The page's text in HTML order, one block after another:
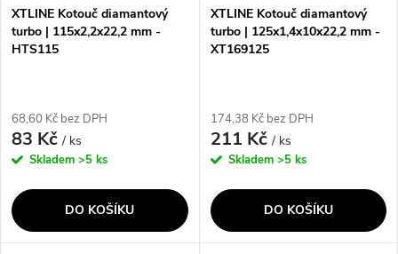
XTLINE Kotouč diamantový
turbo | 115x2,2x22,2 mm -
HTS115
68,60 Kč bez DPH
83 Kč/ ks
Skladem >5 ks
DO KOŠÍKU
XTLINE Kotouč diamantový
turbo | 125x1,4x10x22,2 mm -
XT169125
174,38 Kč bez DPH
211 Kč/ ks
Skladem >5 ks
DO KOŠÍKU